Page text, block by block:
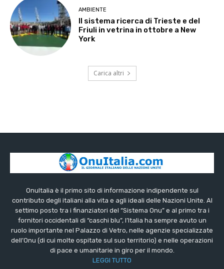
AMBIENTE
Il sistema ricerca di Trieste e del
Friuli in vetrina in ottobre a New
York
Carica altri
OnuItalia è il primo sito di informazione indipendente sul
contributo degli italiani alla vita e agli ideali delle Nazioni Unite. Al
settimo posto tra i finanziatori del “Sistema Onu” e al primo tra i
fornitori occidentali di “caschi blu”, l’Italia ha sempre avuto un
ruolo importante nel Palazzo di Vetro, nelle agenzie specializzate
dell’Onu (di cui molte ospitate sul suo territorio) e nelle operazioni
di pace e umanitarie in giro per il mondo.
LEGGI TUTTO